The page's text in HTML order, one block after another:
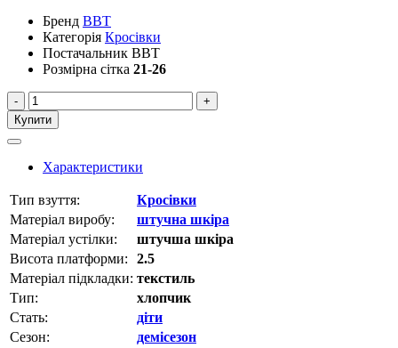
Бренд BBT
Категорія Кросівки
Постачальник BBT
Розмірна сітка 21-26
-
+
Купити
Характеристики
Тип взуття:
Кросівки
Матеріал виробу:
штучна шкіра
Матеріал устілки:
штучша шкіра
Висота платформи:
2.5
Матеріал підкладки: текстиль
Тип:
хлопчик
Стать:
діти
Сезон:
демісезон